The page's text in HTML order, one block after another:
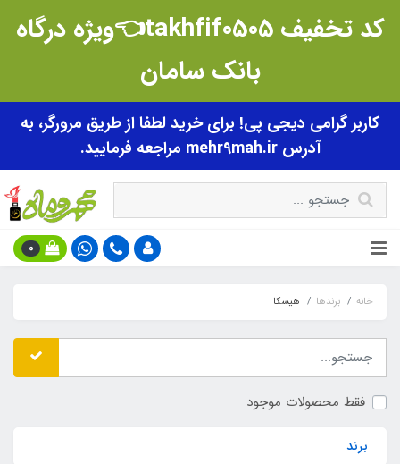
کد تخفیف takhfif0505👈ویژه درگاه
بانک سامان
کاربر گرامی دیجی پی! برای خرید لطفا از طریق مرورگر، به
آدرس mehr9mah.ir مراجعه فرمایید.
0
خانه برندها هیسکا
فقط محصولات موجود
برند